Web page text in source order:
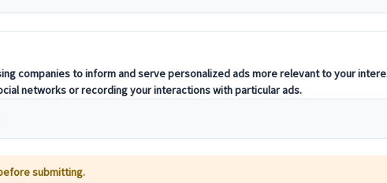
初めてのロンドン観光でも安心して楽しめます。
💡ポイント
訪問スポットは約6箇所から自由選択。
映画ファン向けに“外さない名場面ロケ地”だけを厳選しています。